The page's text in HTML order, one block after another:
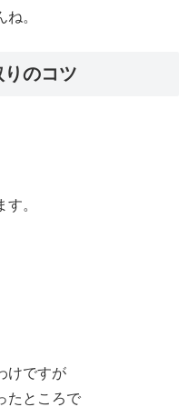
。
のコツ
。
けですが
たところで